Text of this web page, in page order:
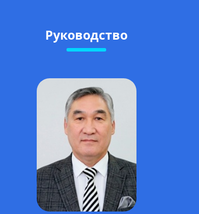
Руководство